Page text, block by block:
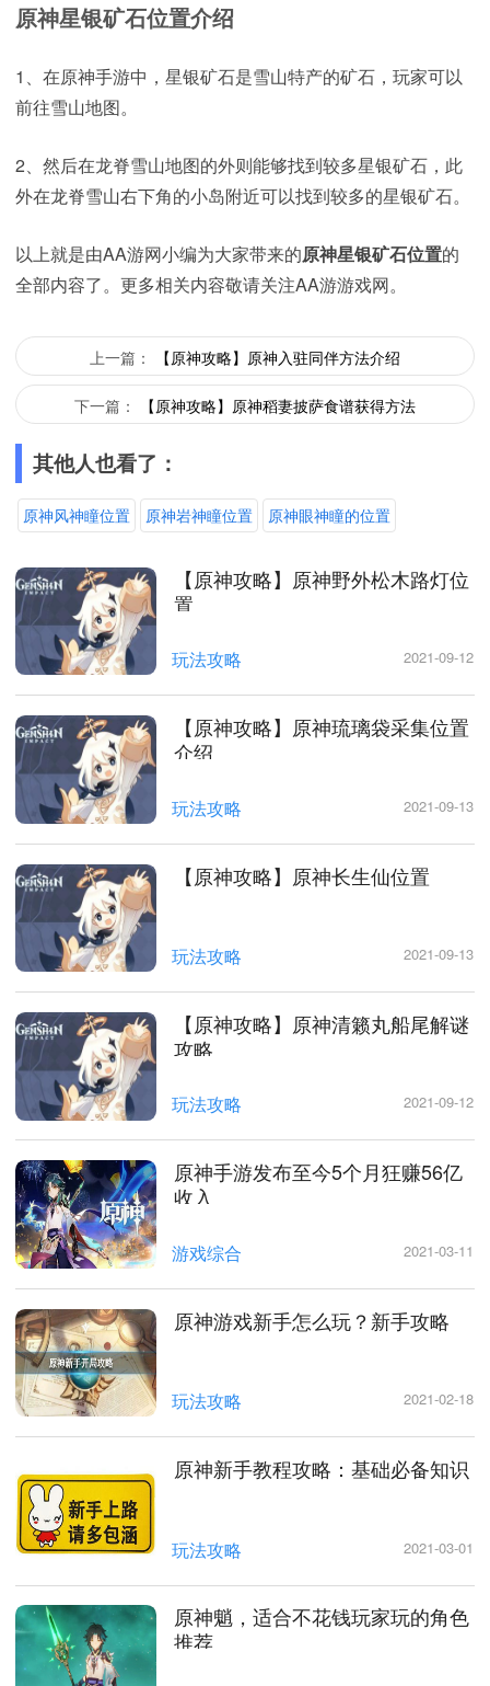
原神星银矿石位置介绍
1、在原神手游中，星银矿石是雪山特产的矿石，玩家可以
前往雪山地图。
2、然后在龙脊雪山地图的外则能够找到较多星银矿石，此
外在龙脊雪山右下角的小岛附近可以找到较多的星银矿石。
以上就是由AA游网小编为大家带来的原神星银矿石位置的
全部内容了。更多相关内容敬请关注AA游游戏网。
上一篇： 【原神攻略】原神入驻同伴方法介绍
下一篇： 【原神攻略】原神稻妻披萨食谱获得方法
其他人也看了：
原神风神瞳位置 原神岩神瞳位置 原神眼神瞳的位置
【原神攻略】原神野外松木路灯位
置
玩法攻略 2021-09-12
【原神攻略】原神琉璃袋采集位置
介绍
玩法攻略 2021-09-13
【原神攻略】原神长生仙位置
玩法攻略 2021-09-13
【原神攻略】原神清籁丸船尾解谜
攻略
玩法攻略 2021-09-12
原神手游发布至今5个月狂赚56亿
收入
游戏综合 2021-03-11
原神游戏新手怎么玩？新手攻略
玩法攻略 2021-02-18
原神新手教程攻略：基础必备知识
玩法攻略 2021-03-01
原神魈，适合不花钱玩家玩的角色
推荐